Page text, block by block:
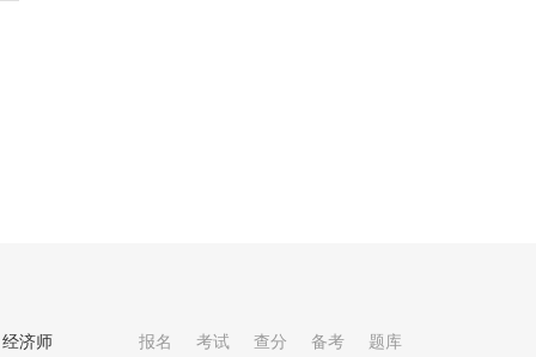
经济师 报名 考试 查分 备考 题库